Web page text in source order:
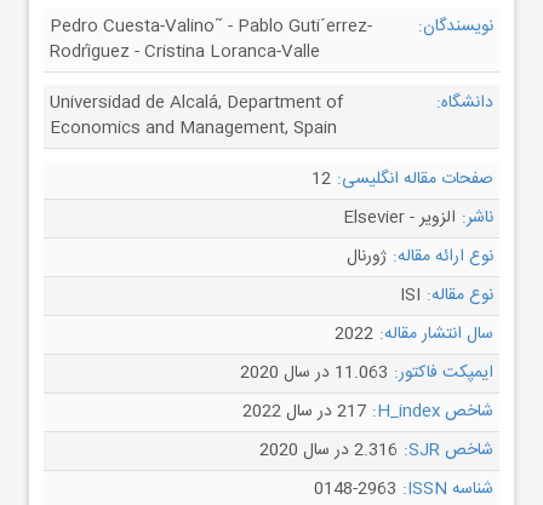
نویسندگان:
Pedro Cuesta-Valino˜ - Pablo Guti´errez-
Rodríguez - Cristina Loranca-Valle
دانشگاه:
Universidad de Alcalá, Department of
Economics and Management, Spain
صفحات مقاله انگلیسی: 12
ناشر: الزویر - Elsevier
نوع ارائه مقاله: ژورنال
نوع مقاله: ISI
سال انتشار مقاله: 2022
ایمپکت فاکتور: 11.063 در سال 2020
شاخص H_index:
217 در سال 2022
شاخص SJR:
2.316 در سال 2020
شناسه ISSN:
0148-2963